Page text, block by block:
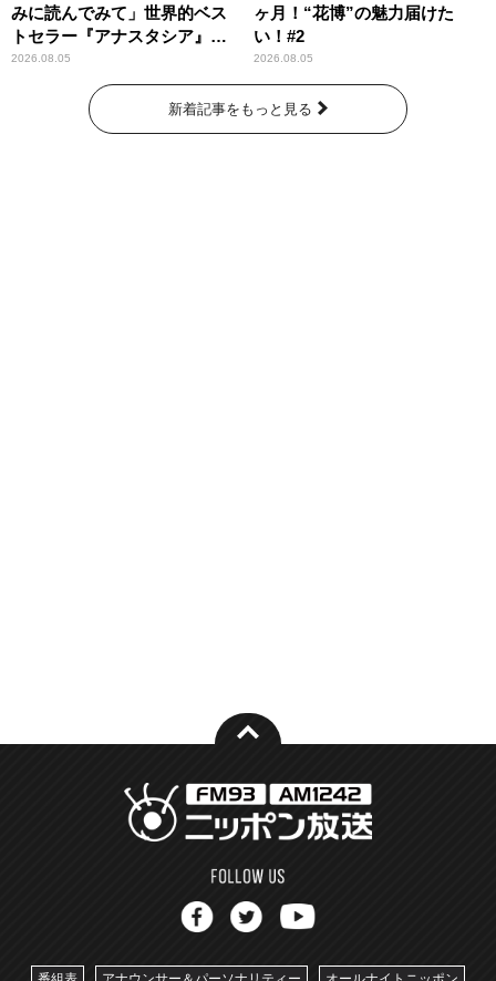
みに読んでみて」世界的ベス
トセラー『アナスタシア』を
紹介
2026.08.05
ヶ月！“花博”の魅力届けた
い！#2
2026.08.05
新着記事をもっと見る